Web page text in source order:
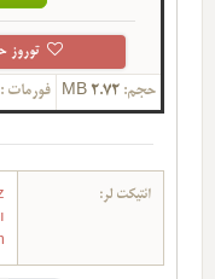
توروز
حجم: 2.72 MB فورمات :
ائتیکت لر: